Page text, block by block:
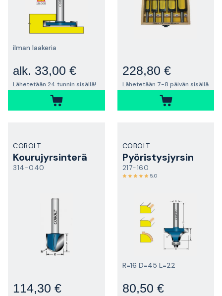
ilman laakeria
alk. 33,00 €
Lähetetään 24 tunnin sisällä!
228,80 €
Lähetetään 7-8 päivän sisällä
COBOLT
Kourujyrsinterä
314-040
114,30 €
COBOLT
Pyöristysjyrsin
217-160
5,0
R=16 D=45 L=22
80,50 €